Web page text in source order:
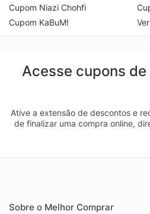
Cupom Niazi Chohfi
Cupom KaBuM!
Acesse cupons
Ative a extensão de descontos e
de finalizar uma compra online,
Sobre o Melhor Comprar